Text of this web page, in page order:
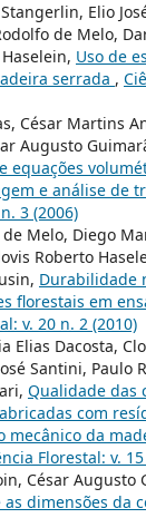
Elio
de Melo,
Uso de
serrada ,
César Martins
Augusto
equações
e análise de
3 (2006)
de Melo, Diego
Roberto
Durabilidade
florestais em
v. 20 n. 2 (2010)
Elias Dacosta,
Santini, Paulo
Qualidade das
com
mecânico da
Florestal: v.
César Augusto
as dimensões da